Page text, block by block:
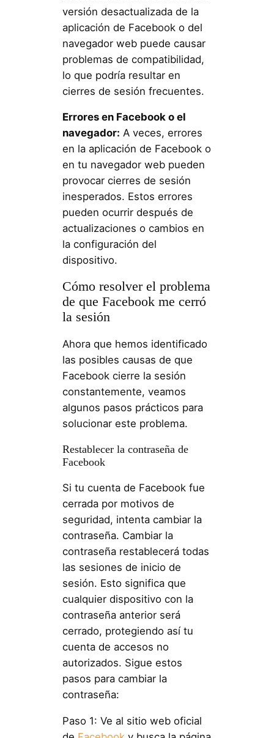
versión desactualizada de la
aplicación de Facebook o del
navegador web puede causar
problemas de compatibilidad,
lo que podría resultar en
cierres de sesión frecuentes.
Errores en Facebook o el
navegador: A veces, errores
en la aplicación de Facebook o
en tu navegador web pueden
provocar cierres de sesión
inesperados. Estos errores
pueden ocurrir después de
actualizaciones o cambios en
la configuración del
dispositivo.
Cómo resolver el problema
de que Facebook me cerró
la sesión
Ahora que hemos identificado
las posibles causas de que
Facebook cierre la sesión
constantemente, veamos
algunos pasos prácticos para
solucionar este problema.
Restablecer la contraseña de
Facebook
Si tu cuenta de Facebook fue
cerrada por motivos de
seguridad, intenta cambiar la
contraseña. Cambiar la
contraseña restablecerá todas
las sesiones de inicio de
sesión. Esto significa que
cualquier dispositivo con la
contraseña anterior será
cerrado, protegiendo así tu
cuenta de accesos no
autorizados. Sigue estos
pasos para cambiar la
contraseña:
Paso 1: Ve al sitio web oficial